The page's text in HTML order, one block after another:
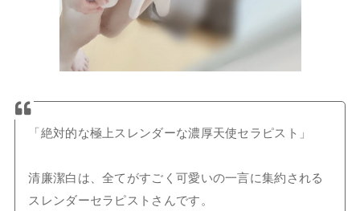
「絶対的な極上スレンダーな濃厚天使セラピスト」
清廉潔白は、全てがすごく可愛いの一言に集約される
スレンダーセラピストさんです。